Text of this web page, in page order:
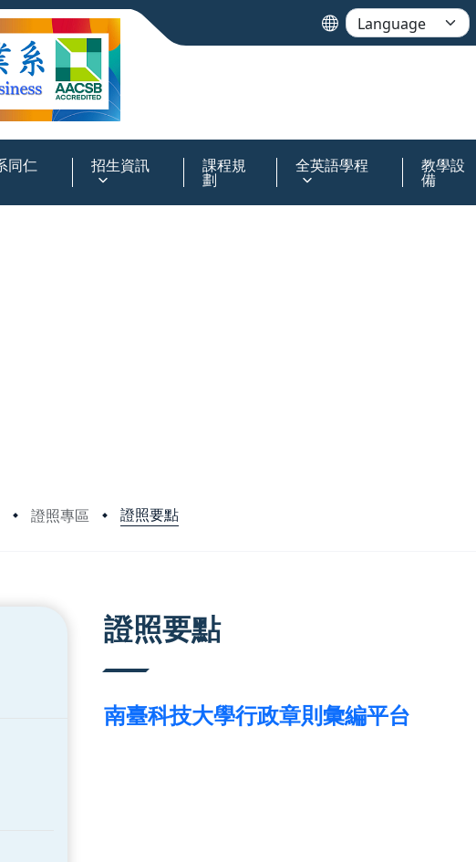
同仁 招生資訊 課程規
劃
全英語學程 教學設
備
證照專區 證照要點
證照要點
南臺科技大學行政章則彙編平台